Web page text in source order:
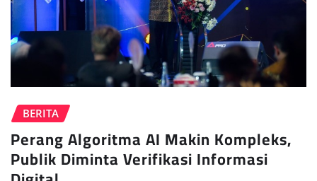
BERITA
Perang Algoritma AI Makin Kompleks,
Publik Diminta Verifikasi Informasi